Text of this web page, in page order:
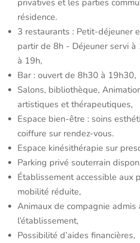
résidence.
3 restaurants : Petit-déjeuner
partir de 8h - Déjeuner servi à
à 19h,
Bar : ouvert de 8h30 à 19h30,
Salons, bibliothèque,
artistiques et thérapeutiques,
Espace bien-être : soins
coiffure sur rendez-vous.
Espace kinésithérapie sur
Parking privé souterrain
Établissement accessible aux
mobilité réduite,
Animaux de compagnie admis
l’établissement,
Possibilité d’aides financières,